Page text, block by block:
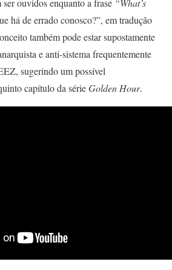
há de errado conosco?”, em tradução
também pode estar supostamente
e anti-sistema frequentemente
sugerindo um possível
capítulo da sérieGolden Hour.